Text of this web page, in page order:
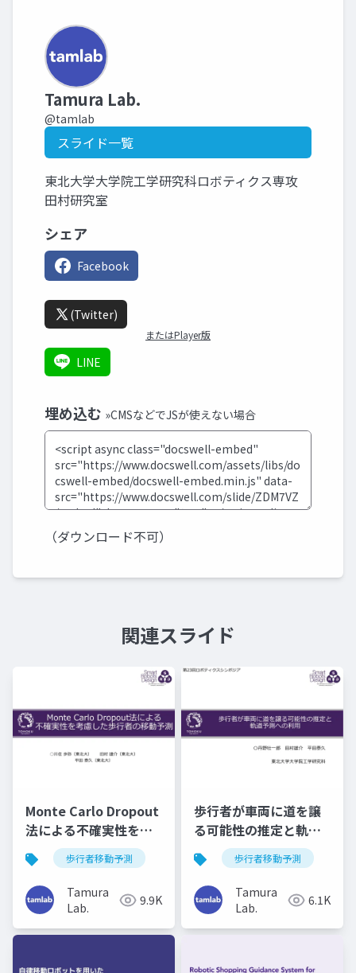
Tamura Lab.
@tamlab
スライド一覧
東北大学大学院工学研究科ロボティクス専攻
田村研究室
シェア
Facebook
(Twitter)
またはPlayer版
LINE
埋め込む »CMSなどでJSが使えない場合
（ダウンロード不可）
関連スライド
Monte Carlo Dropout
法による不確実性を考
慮した歩行者の移動予
測（RSJ2022）
歩行者移動予測
Tamura
Lab.
9.9K
歩行者が車両に道を譲
る可能性の推定と軌道
予測への利用（第28回
ロボティクスシンポジ
ア）
歩行者移動予測
Tamura
Lab.
6.1K